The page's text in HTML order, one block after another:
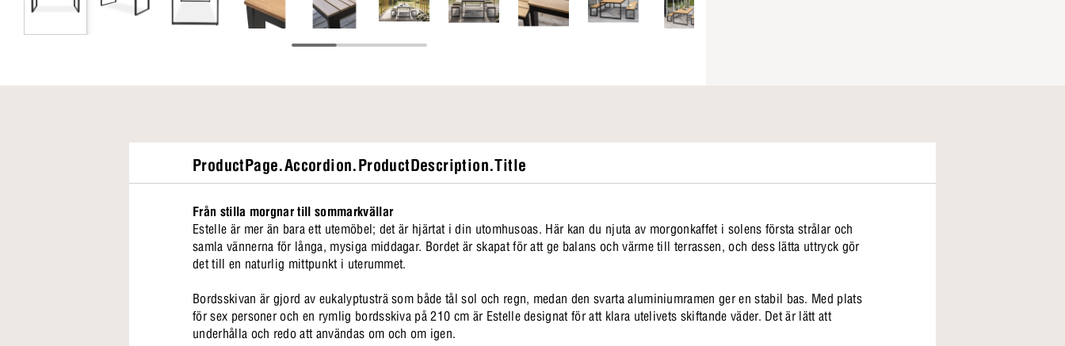
ProductPage.Accordion.ProductDescription.Title
Från stilla morgnar till sommarkvällar
Estelle är mer än bara ett utemöbel; det är hjärtat i din utomhusoas. Här kan du njuta av morgonkaffet i solens första strålar och
samla vännerna för långa, mysiga middagar. Bordet är skapat för att ge balans och värme till terrassen, och dess lätta uttryck gör
det till en naturlig mittpunkt i uterummet.
Bordsskivan är gjord av eukalyptusträ som både tål sol och regn, medan den svarta aluminiumramen ger en stabil bas. Med plats
för sex personer och en rymlig bordsskiva på 210 cm är Estelle designat för att klara utelivets skiftande väder. Det är lätt att
underhålla och redo att användas om och om igen.